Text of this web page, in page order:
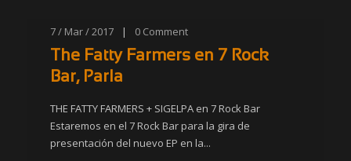
7 / Mar / 2017 | 0 Comment
The Fatty Farmers en 7 Rock
Bar, Parla
THE FATTY FARMERS + SIGELPA en 7 Rock Bar
Estaremos en el 7 Rock Bar para la gira de
presentación del nuevo EP en la...